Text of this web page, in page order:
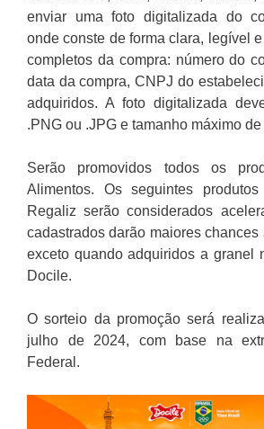
enviar uma foto digitalizada do
onde conste de forma clara, legível
completos da compra: número do
data da compra, CNPJ do
adquiridos. A foto digitalizada
.PNG ou .JPG e tamanho máximo
Serão promovidos todos os
Alimentos. Os seguintes
Regaliz serão considerados
cadastrados darão maiores chances
exceto quando adquiridos a granel
Docile.
O sorteio da promoção será
julho de 2024, com base na
Federal.